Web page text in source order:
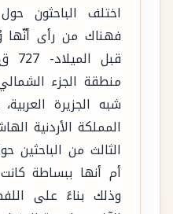
اختلف الباحثون
منطقة الجزء
شبه الجزيرة
المملكة الأردنية
الثالث من الباحثين
أم أنها ببساطة
وذلك بناءً على